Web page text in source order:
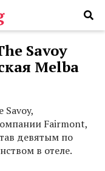
Savoy
Melba
Savoy,
Fairmont,
девятым по
в отеле.